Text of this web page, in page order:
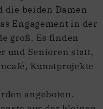
die beiden Damen
Engagement in der
groß. Es finden
und Senioren statt,
Kunstprojekte
angeboten.